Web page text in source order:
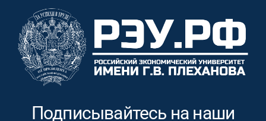
Подписывайтесь на наши